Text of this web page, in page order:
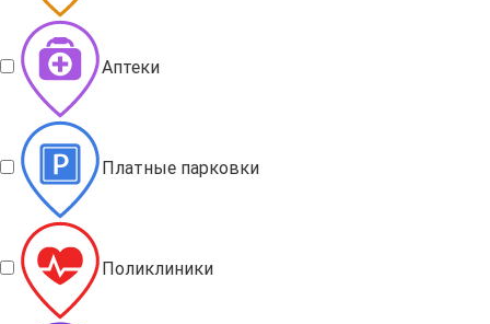
Аптеки
Платные парковки
Поликлиники